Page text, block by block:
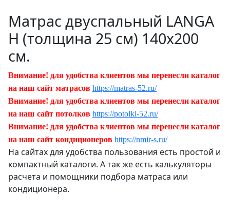
Матрас двуспальный LANGA
Н (толщина 25 см) 140х200
см.
Внимание! для удобства клиентов мы перенесли каталог
на наш сайт матрасов https://matras-52.ru/
Внимание! для удобства клиентов мы перенесли каталог
на наш сайт потолков https://potolki-52.ru/
Внимание! для удобства клиентов мы перенесли каталог
на наш сайт кондиционеров https://nmir-s.ru/
На сайтах для удобства пользования есть простой и
компактный каталоги. А так же есть калькуляторы
расчета и помощники подбора матраса или
кондиционера.